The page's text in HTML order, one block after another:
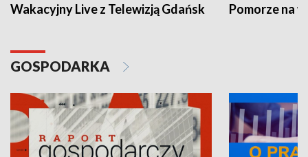
Wakacyjny Live z Telewizją Gdańsk Pomorze na
GOSPODARKA